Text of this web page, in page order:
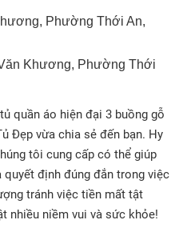
Phường Thới An,
Khương, Phường Thới
quần áo hiện đại 3 buồng gỗ
Đẹp vừa chia sẻ đến bạn. Hy
tôi cung cấp có thể giúp
quyết định đúng đắn trong việc
tránh việc tiền mất tật
nhiều niềm vui và sức khỏe!